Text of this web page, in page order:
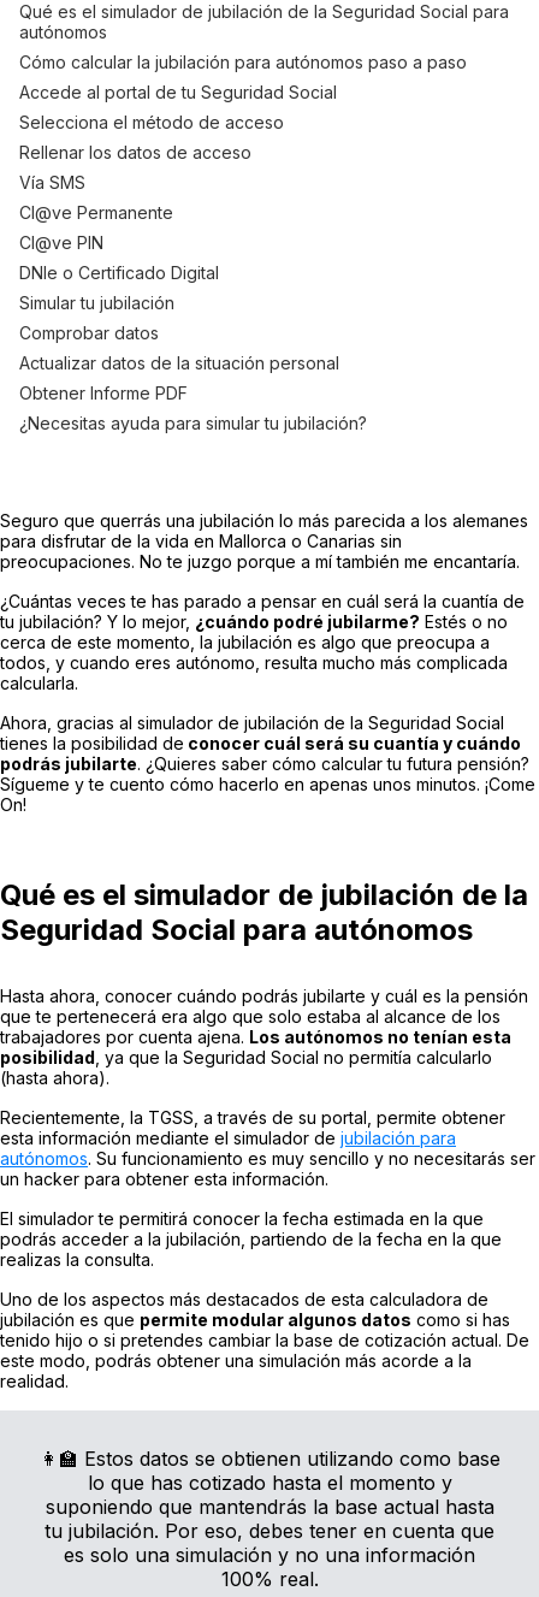
Qué es el simulador de jubilación de la Seguridad Social para
autónomos
Cómo calcular la jubilación para autónomos paso a paso
Accede al portal de tu Seguridad Social
Selecciona el método de acceso
Rellenar los datos de acceso
Vía SMS
Cl@ve Permanente
Cl@ve PIN
DNIe o Certificado Digital
Simular tu jubilación
Comprobar datos
Actualizar datos de la situación personal
Obtener Informe PDF
¿Necesitas ayuda para simular tu jubilación?
Seguro que querrás una jubilación lo más parecida a los alemanes
para disfrutar de la vida en Mallorca o Canarias sin
preocupaciones. No te juzgo porque a mí también me encantaría.
¿Cuántas veces te has parado a pensar en cuál será la cuantía de
tu jubilación? Y lo mejor, ¿cuándo podré jubilarme? Estés o no
cerca de este momento, la jubilación es algo que preocupa a
todos, y cuando eres autónomo, resulta mucho más complicada
calcularla.
Ahora, gracias al simulador de jubilación de la Seguridad Social
tienes la posibilidad de conocer cuál será su cuantía y cuándo
podrás jubilarte. ¿Quieres saber cómo calcular tu futura pensión?
Sígueme y te cuento cómo hacerlo en apenas unos minutos. ¡Come
On!
Qué es el simulador de jubilación de la
Seguridad Social para autónomos
Hasta ahora, conocer cuándo podrás jubilarte y cuál es la pensión
que te pertenecerá era algo que solo estaba al alcance de los
trabajadores por cuenta ajena. Los autónomos no tenían esta
posibilidad , ya que la Seguridad Social no permitía calcularlo
(hasta ahora).
Recientemente, la TGSS, a través de su portal, permite obtener
esta información mediante el simulador de jubilación para
autónomos. Su funcionamiento es muy sencillo y no necesitarás ser
un hacker para obtener esta información.
El simulador te permitirá conocer la fecha estimada en la que
podrás acceder a la jubilación, partiendo de la fecha en la que
realizas la consulta.
Uno de los aspectos más destacados de esta calculadora de
jubilación es que permite modular algunos datos como si has
tenido hijo o si pretendes cambiar la base de cotización actual. De
este modo, podrás obtener una simulación más acorde a la
realidad.
👩‍🏫 Estos datos se obtienen utilizando como base
lo que has cotizado hasta el momento y
suponiendo que mantendrás la base actual hasta
tu jubilación. Por eso, debes tener en cuenta que
es solo una simulación y no una información
100% real.